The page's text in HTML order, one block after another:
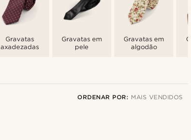
Gravatas
axadezadas
Gravatas em
pele
Gravatas em
algodão
ORDENAR POR: MAIS VENDIDOS